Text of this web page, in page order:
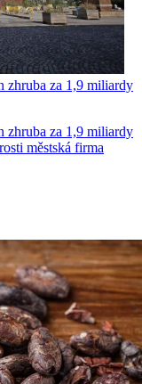
zhruba za 1,9 miliardy
zhruba za 1,9 miliardy
městská firma